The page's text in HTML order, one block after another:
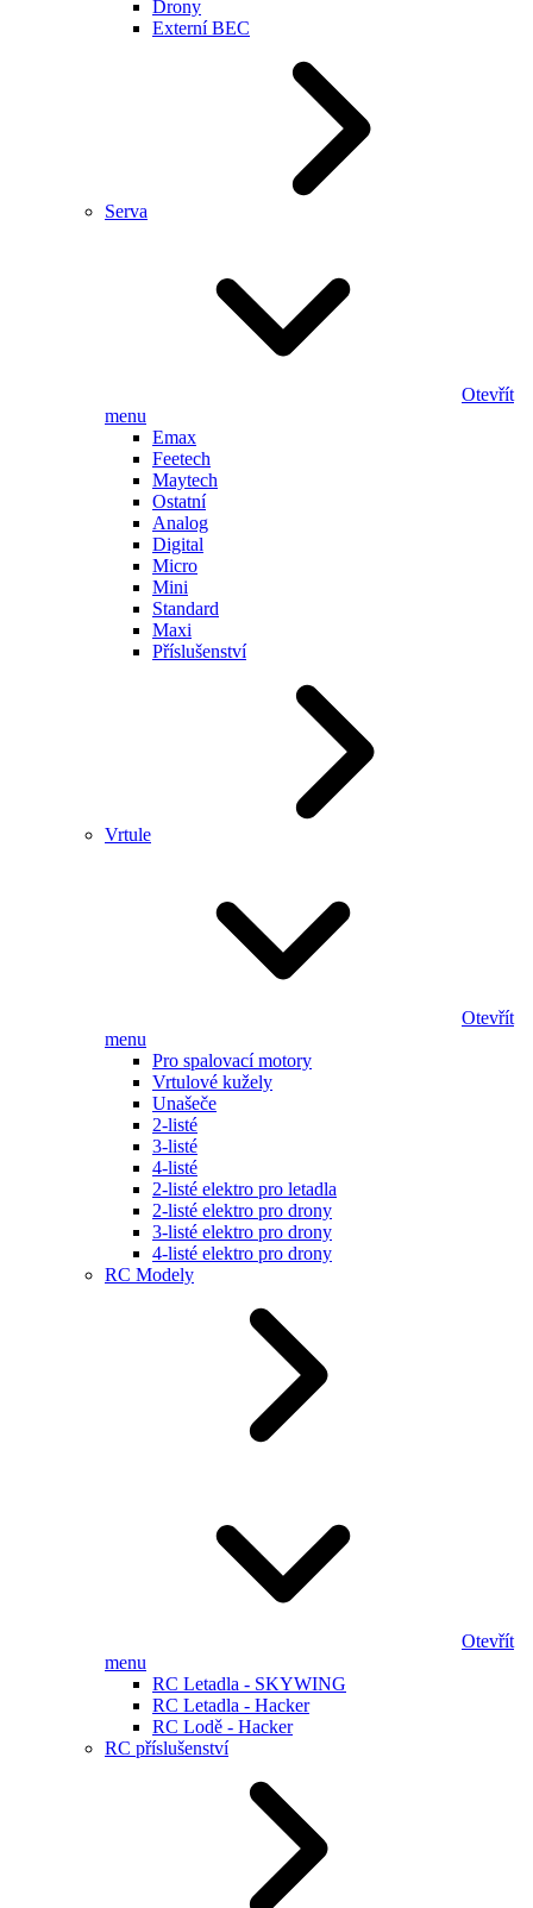
Drony
Externí BEC
Serva
Otevřít
menu
Emax
Feetech
Maytech
Ostatní
Analog
Digital
Micro
Mini
Standard
Maxi
Příslušenství
Vrtule
Otevřít
menu
Pro spalovací motory
Vrtulové kužely
Unašeče
2-listé
3-listé
4-listé
2-listé elektro pro letadla
2-listé elektro pro drony
3-listé elektro pro drony
4-listé elektro pro drony
RC Modely
Otevřít
menu
RC Letadla - SKYWING
RC Letadla - Hacker
RC Lodě - Hacker
RC příslušenství